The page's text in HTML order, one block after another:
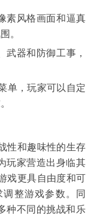
素风格画面和逼真
。
武器和防御工事，
单，玩家可以自定
性和趣味性的生存
玩家营造出身临其
戏更具自由度和可
整游戏参数。同
种不同的挑战和乐